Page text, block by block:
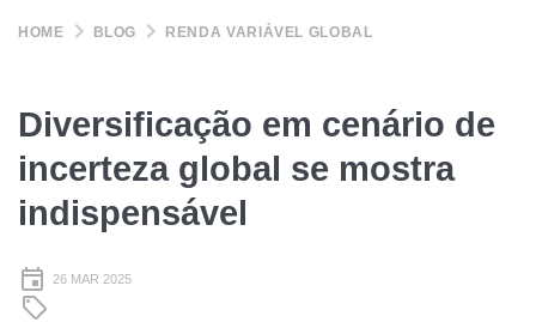
HOME BLOG RENDA VARIÁVEL GLOBAL
Diversificação em cenário de
incerteza global se mostra
indispensável
26 MAR 2025